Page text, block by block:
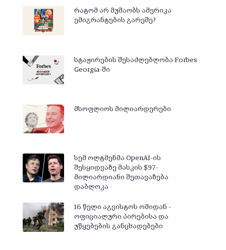
რატომ არ მუშაობს ამერიკა
ემიგრანტების გარეშე?
სტაჟირების შესაძლებლობა Forbes
Georgia-ში
მსოფლიოს მილიარდერები
სემ ოლტმენმა OpenAI-ის
შესყიდვაზე მასკის $97-
მილიარდიანი შეთავაზება
დაბლოკა
16 წელი აგვისტოს ომიდან -
ოფიციალური პირებისა და
უწყებების განცხადებები